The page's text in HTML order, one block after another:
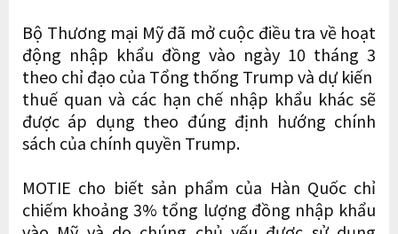
Bộ Thương mại Mỹ đã mở cuộc điều tra về hoạt
động nhập khẩu đồng vào ngày 10 tháng 3
theo chỉ đạo của Tổng thống Trump và dự kiến ​​
thuế quan và các hạn chế nhập khẩu khác sẽ
được áp dụng theo đúng định hướng chính
sách của chính quyền Trump.
MOTIE cho biết sản phẩm của Hàn Quốc chỉ
chiếm khoảng 3% tổng lượng đồng nhập khẩu